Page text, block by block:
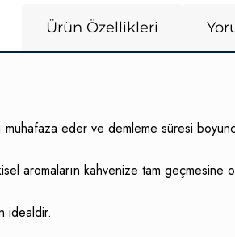
Ürün Özellikleri
muhafaza eder ve demleme süresi
aromaların kahvenize tam geçmesine
idealdir.